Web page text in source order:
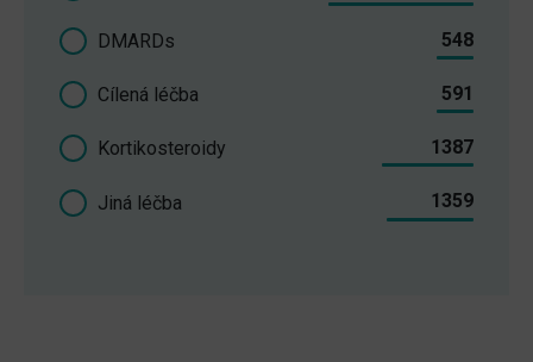
DMARDs 548
Cílená léčba 591
Kortikosteroidy 1387
Jiná léčba 1359